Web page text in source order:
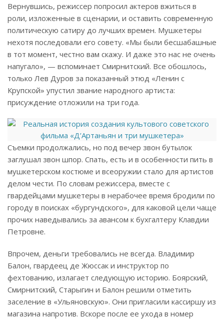
Вернувшись, режиссер попросил актеров вжиться в
роли, изложенные в сценарии, и оставить современную
политическую сатиру до лучших времен. Мушкетеры
нехотя последовали его совету. «Мы были бесшабашные
в тот момент, честно вам скажу. И даже это нас не очень
напугало», — вспоминает Смирнитский. Все обошлось,
только Лев Дуров за показанный этюд «Ленин с
Крупской» упустил звание народного артиста:
присуждение отложили на три года.
Съемки продолжались, но под вечер звон бутылок
заглушал звон шпор. Спать, есть и в особенности пить в
мушкетерском костюме и всеоружии стало для артистов
делом чести. По словам режиссера, вместе с
гвардейцами мушкетеры в нерабочее время бродили по
городу в поисках «бургундского», для каковой цели чаще
прочих наведывались за авансом к бухгалтеру Клавдии
Пет­ровне.
Впрочем, деньги требовались не всегда. Владимир
Балон, гвардеец де Жюссак и инструктор по
фехтованию, излагает следующую историю. Боярский,
Смирнитский, Старыгин и Балон решили отметить
заселение в «Ульяновскую». Они пригласили кассиршу из
магазина напротив. Вскоре после ее ухода в номер